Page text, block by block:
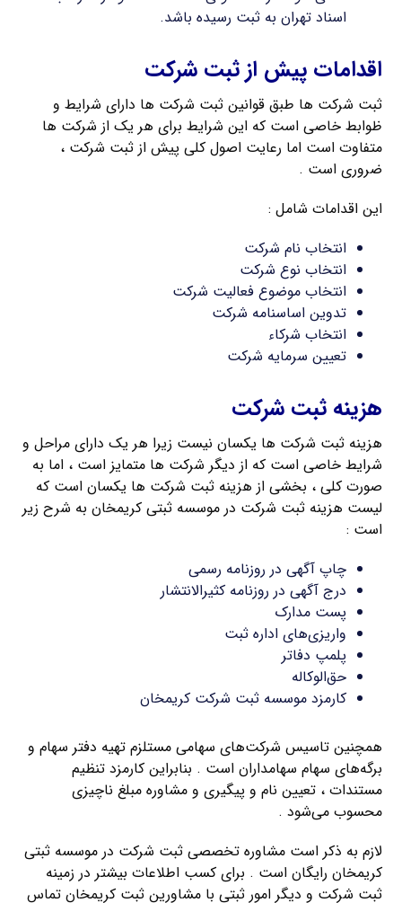
اسناد تهران به ثبت رسیده باشد.
اقدامات پیش از ثبت شرکت
ثبت شرکت ها طبق قوانین ثبت شرکت ها دارای شرایط و
ظوابط خاصی است که این شرایط برای هر یک از شرکت ها
متفاوت است اما رعایت اصول کلی پیش از ثبت شرکت ،
ضروری است .
این اقدامات شامل :
انتخاب نام شرکت
انتخاب نوع شرکت
انتخاب موضوع فعالیت شرکت
تدوین اساسنامه شرکت
انتخاب شرکاء
تعیین سرمایه شرکت
هزینه ثبت شرکت
هزینه ثبت شرکت ها یکسان نیست زیرا هر یک دارای مراحل و
شرایط خاصی است که از دیگر شرکت ها متمایز است ، اما به
صورت کلی ، بخشی از هزینه ثبت شرکت ها یکسان است که
لیست هزینه ثبت شرکت در موسسه ثبتی کریمخان به شرح زیر
است :
چاپ آگهی در روزنامه رسمی
درج آگهی در روزنامه کثیرالانتشار
پست مدارک
واریزی‌های اداره ثبت
پلمپ دفاتر
حق‌الوکاله
کارمزد موسسه ثبت شرکت کریمخان
همچنین تاسیس شرکت‌های سهامی مستلزم تهیه دفتر سهام و
برگه‌های سهام سهامداران است . بنابراین کارمزد تنظیم
مستندات ، تعیین نام و پیگیری و مشاوره مبلغ ناچیزی
محسوب می‌شود .
لازم به ذکر است مشاوره تخصصی ثبت شرکت در موسسه ثبتی
کریمخان رایگان است . برای کسب اطلاعات بیشتر در زمینه
ثبت شرکت و دیگر امور ثبتی با مشاورین ثبت کریمخان تماس